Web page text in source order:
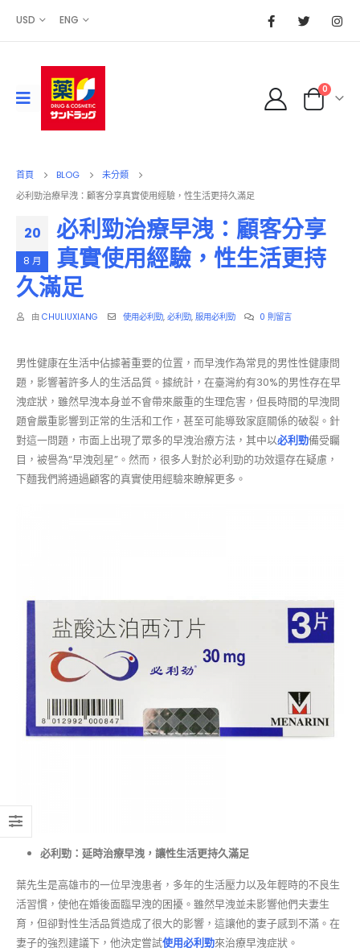
USD ENG
0
首頁 BLOG
未分類
必利勁治療早洩：顧客分享真實使用經驗，性生活更持久滿足
20
8 月
必利勁治療早洩：顧客分享
真實使用經驗，性生活更持
久滿足
由 CHULIUXIANG 使用必利勁, 必利勁, 服用必利勁 0 則留言
男性健康在生活中佔據著重要的位置，而早洩作為常見的男性性健康問
題，影響著許多人的生活品質。據統計，在臺灣約有30%的男性存在早
洩症狀，雖然早洩本身並不會帶來嚴重的生理危害，但長時間的早洩問
題會嚴重影響到正常的生活和工作，甚至可能導致家庭關係的破裂。針
對這一問題，市面上出現了眾多的早洩治療方法，其中以必利勁備受矚
目，被譽為“早洩剋星”。然而，很多人對於必利勁的功效還存在疑慮，
下麵我們將通過顧客的真實使用經驗來瞭解更多。
必利勁：延時治療早洩，讓性生活更持久滿足
葉先生是高雄市的一位早洩患者，多年的生活壓力以及年輕時的不良生
活習慣，使他在婚後面臨早洩的困擾。雖然早洩並未影響他們夫妻生
育，但卻對性生活品質造成了很大的影響，這讓他的妻子感到不滿。在
妻子的強烈建議下，他決定嘗試使用必利勁來治療早洩症狀。